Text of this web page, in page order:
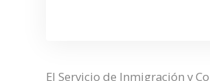
El Servicio de Inmigración y